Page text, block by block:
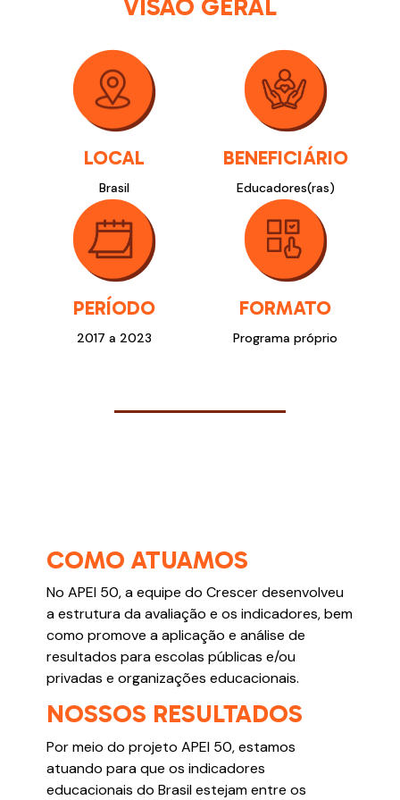
VISÃO GERAL
LOCAL
Brasil
BENEFICIÁRIO
Educadores(ras)
PERÍODO
2017 a 2023
FORMATO
Programa próprio
COMO ATUAMOS
No APEI 50, a equipe do Crescer desenvolveu
a estrutura da avaliação e os indicadores, bem
como promove a aplicação e análise de
resultados para escolas públicas e/ou
privadas e organizações educacionais.
NOSSOS RESULTADOS
Por meio do projeto APEI 50, estamos
atuando para que os indicadores
educacionais do Brasil estejam entre os